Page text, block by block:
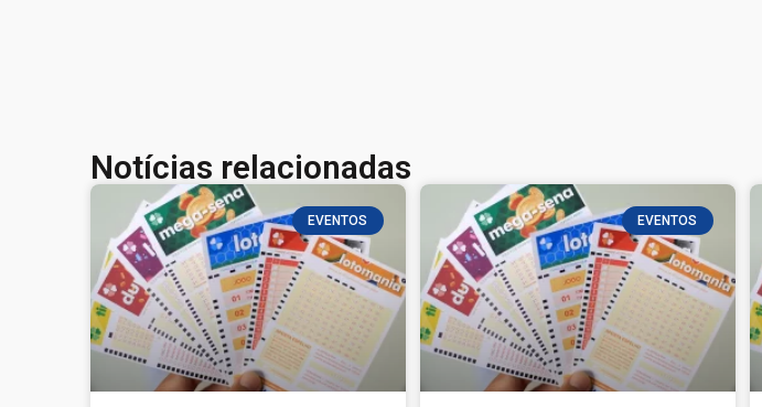
Notícias relacionadas
EVENTOS EVENTOS